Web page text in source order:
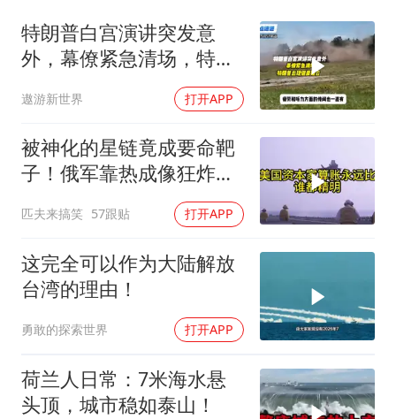
女主硬加吻戏短剧已下架
浙江台州《告全体市民书》
香港宏福苑火灾或由烟头引起
特朗普白宫演讲突发意
外，幕僚紧急清场，特朗
遨游新世界 打开APP
被神化的星链竟成要命靶
子！俄军靠热成像狂炸卫
星站，乌军沦为睁眼瞎到
底有多惨？
匹夫来搞笑 57跟贴 打开APP
这完全可以作为大陆解放
台湾的理由！
勇敢的探索世界 打开APP
荷兰人日常：7米海水悬
头顶，城市稳如泰山！